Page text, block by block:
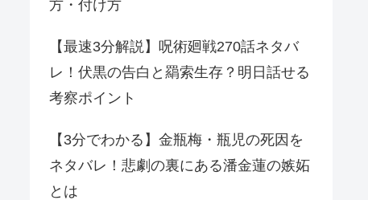
方・付け方
【最速3分解説】呪術廻戦270話ネタバ
レ！伏黒の告白と羂索生存？明日話せる
考察ポイント
【3分でわかる】金瓶梅・瓶児の死因を
ネタバレ！悲劇の裏にある潘金蓮の嫉妬
とは